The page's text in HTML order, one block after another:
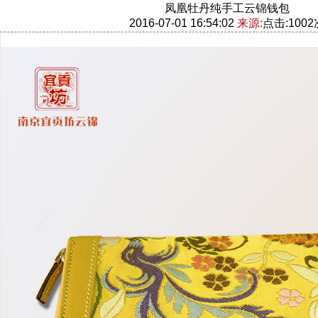
凤凰牡丹纯手工云锦钱包
2016-07-01 16:54:02 来源:点击:1002